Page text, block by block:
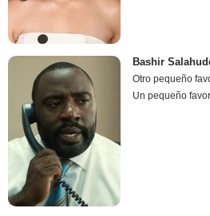
Bashir
Otro pequeño
Un pequeño favor